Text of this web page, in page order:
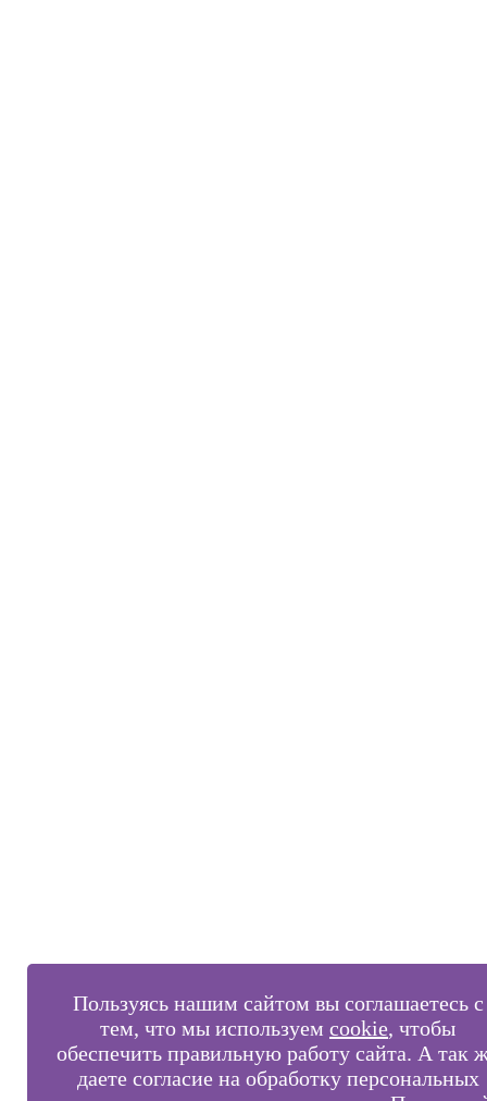
Пользуясь нашим сайтом вы соглашаетесь с
тем, что мы используем cookie, чтобы
обеспечить правильную работу сайта. А так
даете согласие на обработку персональных